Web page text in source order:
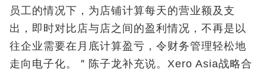
员工的情况下，为店铺计算每天的营业额及支
出，即时对比店与店之间的盈利情况，不再是以
往企业需要在月底计算盈亏，令财务管理轻松地
走向电子化。＂陈子龙补充说。Xero Asia战略合